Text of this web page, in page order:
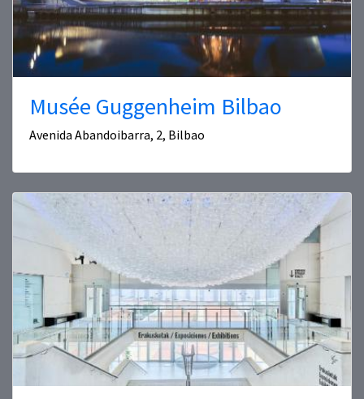
Musée Guggenheim Bilbao
Avenida Abandoibarra, 2, Bilbao